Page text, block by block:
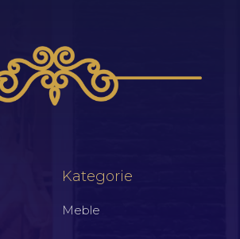
Kategorie
Meble